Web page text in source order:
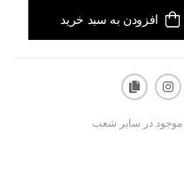
افزودن به سبد خرید
موجود در سایر شعب